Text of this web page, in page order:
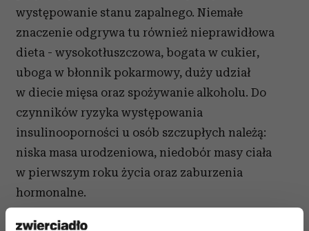
występowanie stanu zapalnego. Niemałe
znaczenie odgrywa tu również nieprawidłowa
dieta - wysokotłuszczowa, bogata w cukier,
uboga w błonnik pokarmowy, duży udział
w diecie mięsa oraz spożywanie alkoholu. Do
czynników ryzyka występowania
insulinooporności u osób szczupłych należą:
niska masa urodzeniowa, niedobór masy ciała
w pierwszym roku życia oraz zaburzenia
hormonalne.
Więcej w książce "Insulinooporność. Leczenie